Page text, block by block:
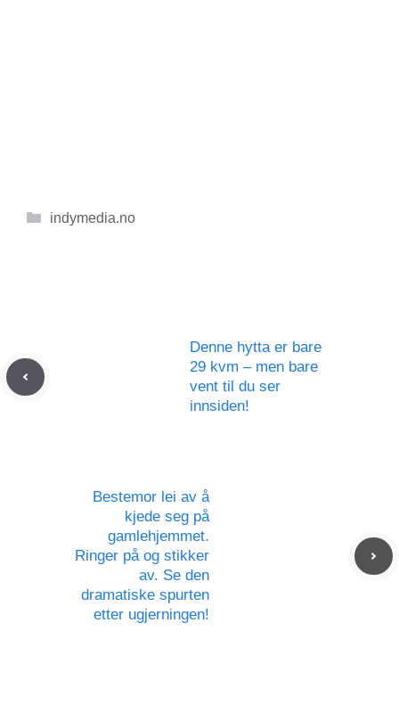
Kategorier
indymedia.no
Denne hytta er bare
29 kvm – men bare
vent til du ser
innsiden!
Bestemor lei av å
kjede seg på
gamlehjemmet.
Ringer på og stikker
av. Se den
dramatiske spurten
etter ugjerningen!